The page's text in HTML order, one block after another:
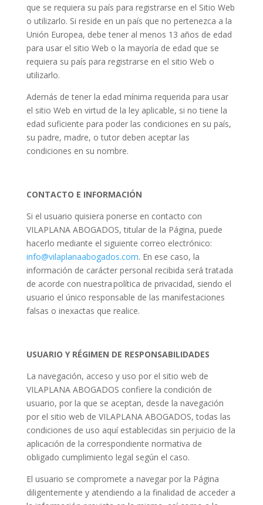
que se requiera su país para registrarse en el Sitio Web
o utilizarlo. Si reside en un país que no pertenezca a la
Unión Europea, debe tener al menos 13 años de edad
para usar el sitio Web o la mayoría de edad que se
requiera su país para registrarse en el sitio Web o
utilizarlo.
Además de tener la edad mínima requerida para usar
el sitio Web en virtud de la ley aplicable, si no tiene la
edad suficiente para poder las condiciones en su país,
su padre, madre, o tutor deben aceptar las
condiciones en su nombre.
CONTACTO E INFORMACIÓN
Si el usuario quisiera ponerse en contacto con
VILAPLANA ABOGADOS, titular de la Página, puede
hacerlo mediante el siguiente correo electrónico:
info@vilaplanaabogados.com. En ese caso, la
información de carácter personal recibida será tratada
de acorde con nuestra política de privacidad, siendo el
usuario el único responsable de las manifestaciones
falsas o inexactas que realice.
USUARIO Y RÉGIMEN DE RESPONSABILIDADES
La navegación, acceso y uso por el sitio web de
VILAPLANA ABOGADOS confiere la condición de
usuario, por la que se aceptan, desde la navegación
por el sitio web de VILAPLANA ABOGADOS, todas las
condiciones de uso aquí establecidas sin perjuicio de la
aplicación de la correspondiente normativa de
obligado cumplimiento legal según el caso.
El usuario se compromete a navegar por la Página
diligentemente y atendiendo a la finalidad de acceder a